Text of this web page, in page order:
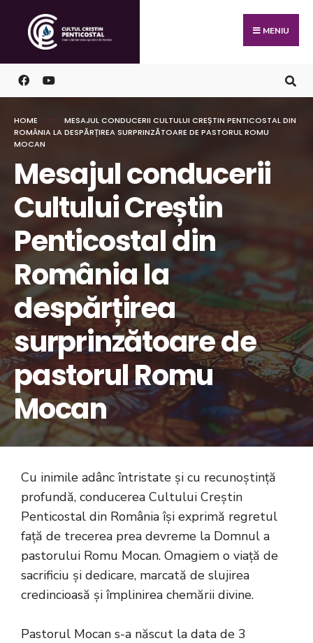
MENIU
HOME
MESAJUL CONDUCERII CULTULUI CREȘTIN PENTICOSTAL DIN
ROMÂNIA LA DESPĂRȚIREA SURPRINZĂTOARE DE PASTORUL ROMU
MOCAN
Mesajul conducerii
Cultului Creștin
Penticostal din
România la
despărțirea
surprinzătoare de
pastorul Romu
Mocan
Cu inimile adânc întristate și cu recunoștință
profundă, conducerea Cultului Creștin
Penticostal din România își exprimă regretul
față de trecerea prea devreme la Domnul a
pastorului Romu Mocan. Omagiem o viață de
sacrificiu și dedicare, marcată de slujirea
credincioasă și împlinirea chemării divine.
Pastorul Mocan s-a născut la data de 3